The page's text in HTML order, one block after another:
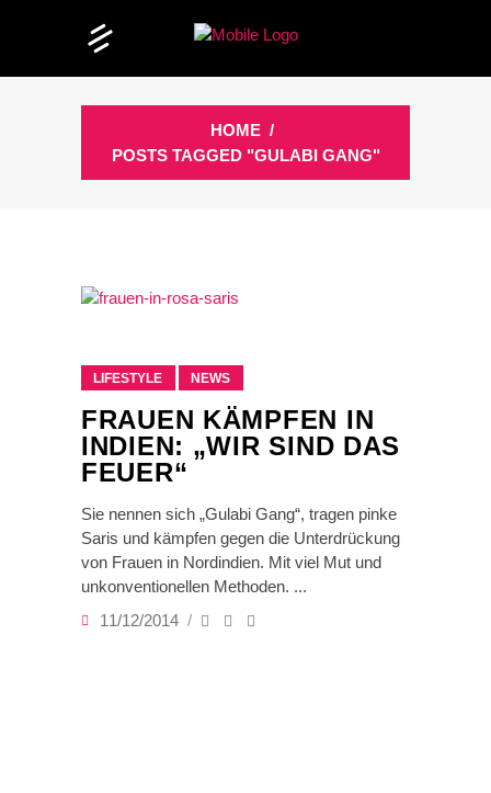
HOME /
POSTS TAGGED "GULABI GANG"
LIFESTYLE NEWS
FRAUEN KÄMPFEN IN
INDIEN: „WIR SIND DAS
FEUER“
Sie nennen sich „Gulabi Gang“, tragen pinke
Saris und kämpfen gegen die Unterdrückung
von Frauen in Nordindien. Mit viel Mut und
unkonventionellen Methoden.
11/12/2014